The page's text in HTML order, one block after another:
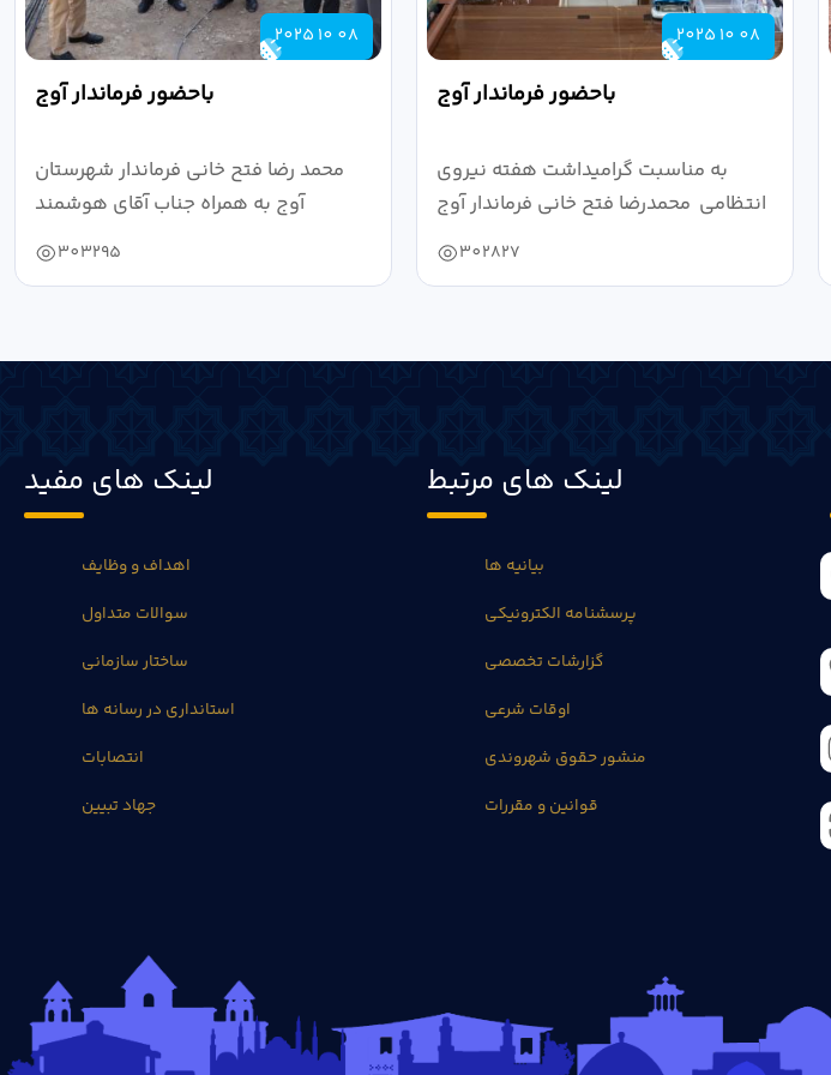
2025 10 08
باحضور فرماندار آوج
محمد رضا فتح خانی فرماندار شهرستان
آوج به همراه جناب آقای هوشمند
303295
2025 10 08
باحضور فرماندار آوج
به مناسبت گرامیداشت هفته نیروی
انتظامی محمدرضا فتح خانی فرماندار آوج
به...
302827
لینک های مفید
اهداف و وظایف
سوالات متداول
ساختار سازمانی
استانداری در رسانه ها
انتصابات
جهاد تبیین
لینک های مرتبط
بیانیه ها
پرسشنامه الکترونیکی
گزارشات تخصصی
اوقات شرعی
منشور حقوق شهروندی
قوانین و مقررات